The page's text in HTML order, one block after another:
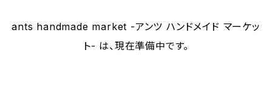
ants handmade market -アンツ ハンドメイド マーケッ
ト- は、現在準備中です。